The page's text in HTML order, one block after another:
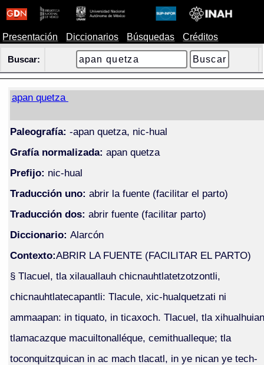
Presentación Diccionarios Búsquedas Créditos
Buscar:
apan quetza
Paleografía: -apan quetza, nic-hual
Grafía normalizada: apan quetza
Prefijo: nic-hual
Traducción uno: abrir la fuente (facilitar el parto)
Traducción dos: abrir fuente (facilitar parto)
Diccionario: Alarcón
Contexto:ABRIR LA FUENTE (FACILITAR EL PARTO)
§ Tlacuel, tla xilauallauh chicnauhtlatetzotzontli,
chicnauhtlatecapantli: Tlacule, xic-hualquetzati ni
ammaapan: in tiquato, in ticaxoch. Tlacuel, tla xihualhuian
tlamacazque macuiltonalléque, cemithualleque; tla
toconquitzquican in ac mach tlacatl, in ye nican ye tech-